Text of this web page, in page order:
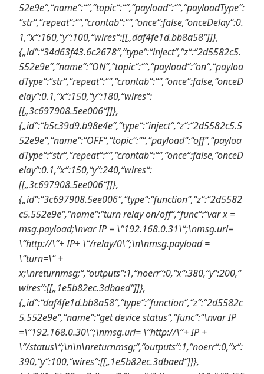
52e9e“,“name“:““,“topic“:““,“payload“:““,“payloadType“:
“str“,“repeat“:““,“crontab“:““,“once“:false,“onceDelay“:0.
1,“x“:160,“y“:100,“wires“:[[„daf4fe1d.bb8a58“]]},
{„id“:“34d63f43.6c2678″,“type“:“inject“,“z“:“2d5582c5.
552e9e“,“name“:“ON“,“topic“:““,“payload“:“on“,“payloa
dType“:“str“,“repeat“:““,“crontab“:““,“once“:false,“onceD
elay“:0.1,“x“:150,“y“:180,“wires“:
[[„3c697908.5ee006“]]},
{„id“:“b5c39d9.b98e4e“,“type“:“inject“,“z“:“2d5582c5.5
52e9e“,“name“:“OFF“,“topic“:““,“payload“:“off“,“payloa
dType“:“str“,“repeat“:““,“crontab“:““,“once“:false,“onceD
elay“:0.1,“x“:150,“y“:240,“wires“:
[[„3c697908.5ee006“]]},
{„id“:“3c697908.5ee006″,“type“:“function“,“z“:“2d5582
c5.552e9e“,“name“:“turn relay on/off“,“func“:“var x =
msg.payload;\nvar IP = \“192.168.0.31\“;\nmsg.url=
\“http://\“+ IP+ \“/relay/0\“;\n\nmsg.payload =
\“turn=\“ +
x;\nreturnmsg;“,“outputs“:1,“noerr“:0,“x“:380,“y“:200,“
wires“:[[„1e5b82ec.3dbaed“]]},
{„id“:“daf4fe1d.bb8a58″,“type“:“function“,“z“:“2d5582c
5.552e9e“,“name“:“get device status“,“func“:“\nvar IP
=\“192.168.0.30\“;\nmsg.url= \“http://\“+ IP +
\“/status\“;\n\n\nreturnmsg;“,“outputs“:1,“noerr“:0,“x“:
390,“y“:100,“wires“:[[„1e5b82ec.3dbaed“]]},